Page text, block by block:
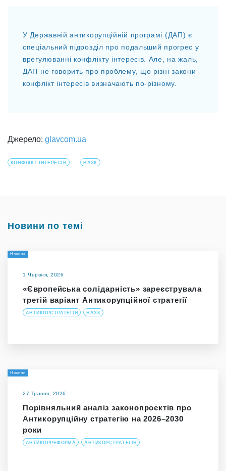
У Державній антикорупційній програмі (ДАП) є
спеціальний підрозділ про подальший прогрес у
врегулюванні конфлікту інтересів. Але, на жаль,
ДАП не говорить про проблему, що різні закони
конфлікт інтересів визначають по-різному.
Джерело: glavcom.ua
КОНФЛІКТ ІНТЕРЕСІВ НАЗК
Новини по темі
Новина
1 Червня, 2026
«Європейська солідарність» зареєструвала
третій варіант Антикорупційної стратегії
АНТИКОРСТРАТЕГІЯ НАЗК
Новини
27 Травня, 2026
Порівняльний аналіз законопроєктів про
Антикорупційну стратегію на 2026–2030
роки
АНТИКОРРЕФОРМА АНТИКОРСТРАТЕГІЯ